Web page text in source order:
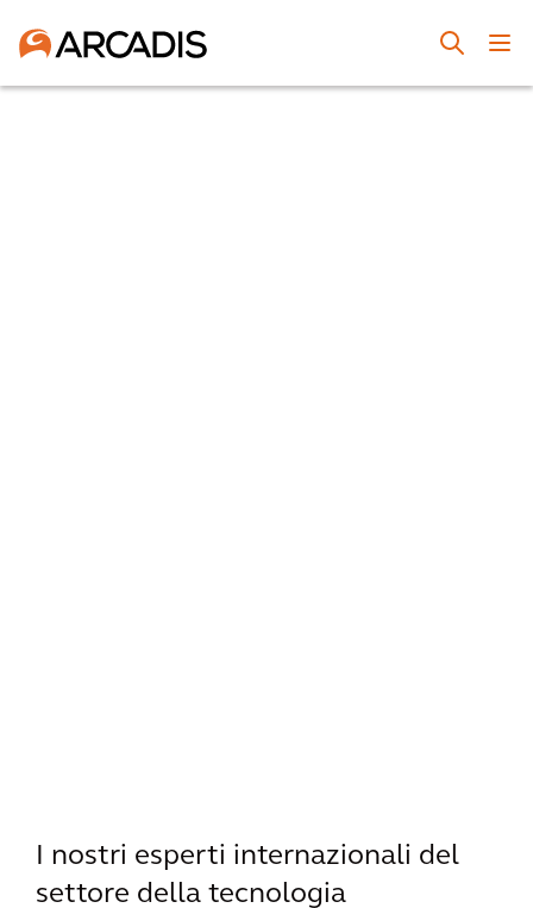
I nostri esperti internazionali del
settore della tecnologia